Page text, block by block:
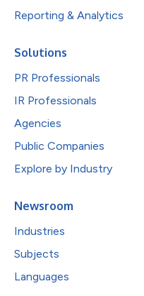
Reporting & Analytics
Solutions
PR Professionals
IR Professionals
Agencies
Public Companies
Explore by Industry
Newsroom
Industries
Subjects
Languages